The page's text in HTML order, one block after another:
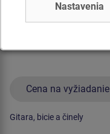
Cena na vyžiadanie
Gitara, bicie a činely
Nastavenia